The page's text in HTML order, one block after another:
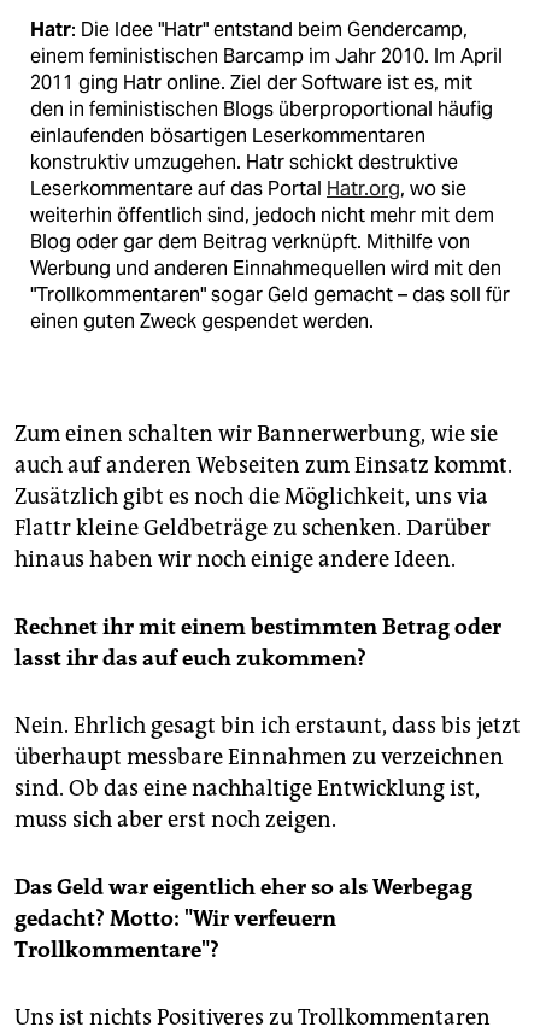
Hatr: Die Idee "Hatr" entstand beim Gendercamp,
einem feministischen Barcamp im Jahr 2010. Im April
2011 ging Hatr online. Ziel der Software ist es, mit
den in feministischen Blogs überproportional häufig
einlaufenden bösartigen Leserkommentaren
konstruktiv umzugehen. Hatr schickt destruktive
Leserkommentare auf das Portal Hatr.org, wo sie
weiterhin öffentlich sind, jedoch nicht mehr mit dem
Blog oder gar dem Beitrag verknüpft. Mithilfe von
Werbung und anderen Einnahmequellen wird mit den
"Trollkommentaren" sogar Geld gemacht – das soll für
einen guten Zweck gespendet werden.
Zum einen schalten wir Bannerwerbung, wie sie
auch auf anderen Webseiten zum Einsatz kommt.
Zusätzlich gibt es noch die Möglichkeit, uns via
Flattr kleine Geldbeträge zu schenken. Darüber
hinaus haben wir noch einige andere Ideen.
Rechnet ihr mit einem bestimmten Betrag oder
lasst ihr das auf euch zukommen?
Nein. Ehrlich gesagt bin ich erstaunt, dass bis jetzt
überhaupt messbare Einnahmen zu verzeichnen
sind. Ob das eine nachhaltige Entwicklung ist,
muss sich aber erst noch zeigen.
Das Geld war eigentlich eher so als Werbegag
gedacht? Motto: "Wir verfeuern
Trollkommentare"?
Uns ist nichts Positiveres zu Trollkommentaren